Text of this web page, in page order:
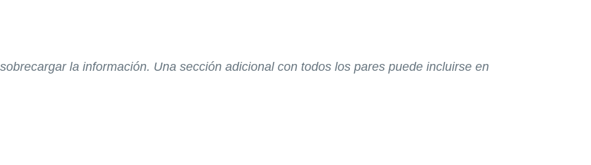
la información. Una sección adicional con todos los pares puede incluirse en